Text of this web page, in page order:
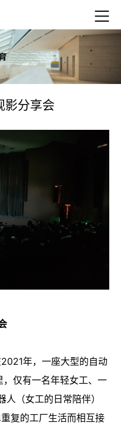
影分享会
年，一座大型的自动
，仅有一名年轻女工、一
（女工的日常陪伴）
复的工厂生活而相互接